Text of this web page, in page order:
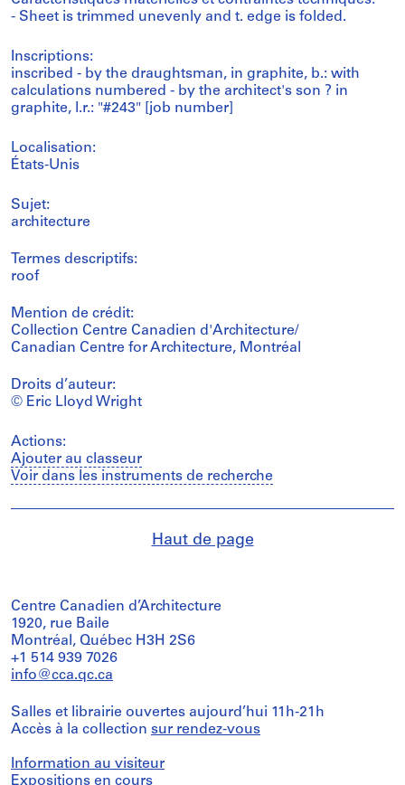
- Sheet is trimmed unevenly and t. edge is folded.
Inscriptions:
inscribed - by the draughtsman, in graphite, b.: with
calculations numbered - by the architect's son ? in
graphite, l.r.: "#243" [job number]
Localisation:
États-Unis
Sujet:
architecture
Termes descriptifs:
roof
Mention de crédit:
Collection Centre Canadien d'Architecture/
Canadian Centre for Architecture, Montréal
Droits d’auteur:
© Eric Lloyd Wright
Actions:
Ajouter au classeur
Voir dans les instruments de recherche
Haut de page
Centre Canadien d’Architecture
1920, rue Baile
Montréal, Québec H3H 2S6
+1 514 939 7026
info@cca.qc.ca
Salles et librairie ouvertes aujourd’hui 11h-21h
Accès à la collection sur rendez-vous
Information au visiteur
Expositions en cours